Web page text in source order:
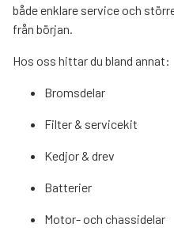
både enklare service och
från början.
Hos oss hittar du bland annat:
Bromsdelar
Filter & servicekit
Kedjor & drev
Batterier
Motor- och chassidelar